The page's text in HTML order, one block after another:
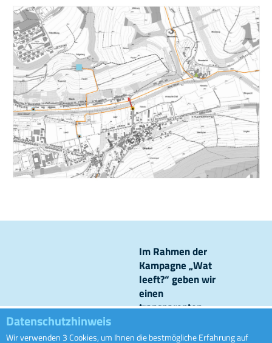
Datenschutzhinweis
Wir verwenden 3 Cookies, um Ihnen die bestmögliche Erfahrung auf
Im Rahmen der
Kampagne „Wat
leeft?“ geben wir
einen
transparenten
Kanalisationsnetze